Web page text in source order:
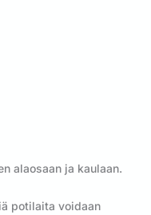
alaosaan ja kaulaan.
potilaita voidaan